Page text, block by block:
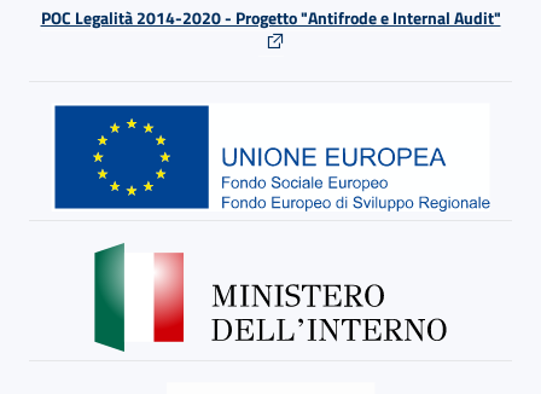
POC Legalità 2014-2020 - Progetto "Antifrode e Internal Audit"